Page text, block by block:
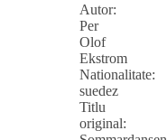
Autor:
Per
Olof
Ekstrom
Nationalitate:
suedez
Titlu
original: